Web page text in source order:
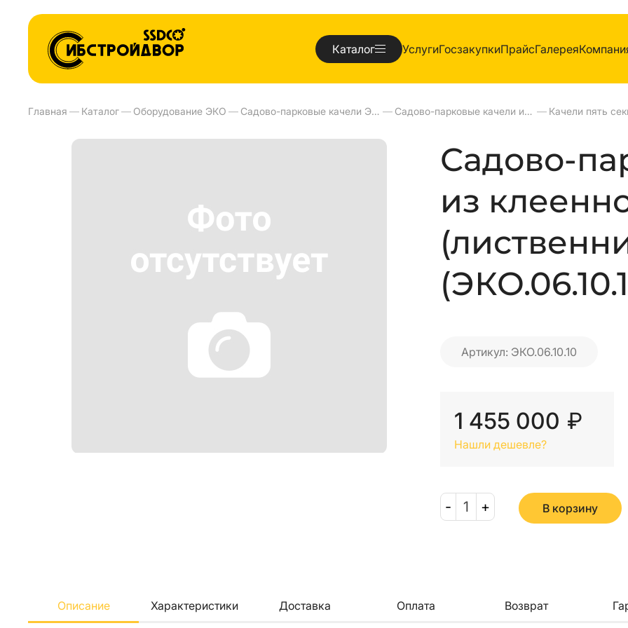
Каталог УслугиГосзакупкиПрайсГалерея
Главная — Каталог— Оборудование ЭКО — Садово-парковые качели ЭКО — Садово-парковые качели из клеенного бруса —
Садово-
из
Артикул: ЭКО.06.10.10
1 455 000 ₽
Нашли дешевле?
- 1 + В корзину
Описание Характеристики Доставка Оплата Возврат